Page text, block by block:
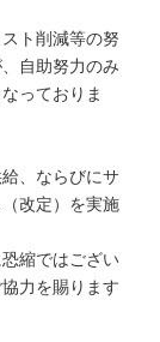
ト削減等の努
自助努力のみ
っておりま
、ならびにサ
改定）を実施
縮ではござい
力を賜ります